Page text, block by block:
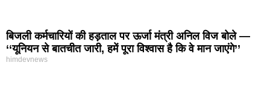
बिजली कर्मचारियों की हड़ताल पर ऊर्जा मंत्री अनिल विज बोले —
‘‘यूनियन से बातचीत जारी, हमें पूरा विश्वास है कि वे मान जाएंगे’’
himdevnews